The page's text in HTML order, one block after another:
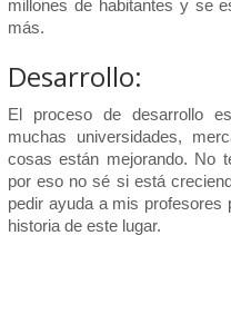
millones de habitantes y se
más.
Desarrollo:
El proceso de desarrollo
muchas universidades,
cosas están mejorando. No
por eso no sé si está
pedir ayuda a mis
historia de este lugar.